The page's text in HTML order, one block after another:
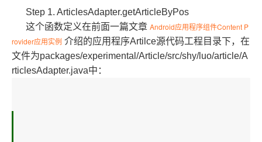
Step 1. ArticlesAdapter.getArticleByPos
这个函数定义在前面一篇文章 Android应用程序组件Content P
rovider应用实例 介绍的应用程序Artilce源代码工程目录下，在
文件为packages/experimental/Article/src/shy/luo/article/A
rticlesAdapter.java中：